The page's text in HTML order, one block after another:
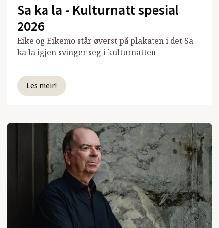
Sa ka la - Kulturnatt spesial
2026
Eike og Eikemo står øverst på plakaten i det Sa
ka la igjen svinger seg i kulturnatten
Les meir!